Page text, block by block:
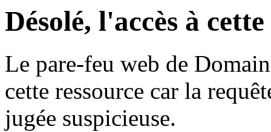
Désolé, l'accès à
Le pare-feu web de
cette ressource car la
jugée suspicieuse.